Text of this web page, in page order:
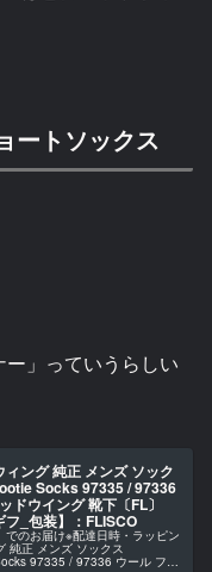
ートソックス
」っていうらしい
ィング 純正 メンズ ソック
Socks 97335 / 97336
ドウイング 靴下〔FL〕
フ_包装】：FLISCO
でのお届け※配達日時・ラッピン
純正 メンズ ソックス
97335 / 97336 ウール フッ